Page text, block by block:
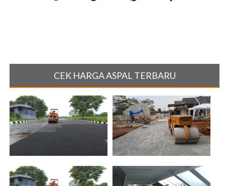
CEK HARGA ASPAL TERBARU
JASA PENGASPALAN TEGAL,
KONTRAKTOR [...]
JASA PENGASPALAN JOGJA
HARGA TERMUR[...]